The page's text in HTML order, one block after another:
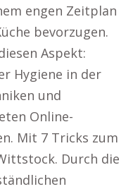
engen Zeitplan
bevorzugen.
Aspekt:
Hygiene in der
und
Online-
Mit 7 Tricks zum
Durch die